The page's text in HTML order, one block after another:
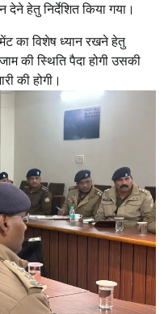
हेतु निर्देशित किया गया।
का विशेष ध्यान रखने हेतु
की स्थिति पैदा होगी उसकी
की होगी।